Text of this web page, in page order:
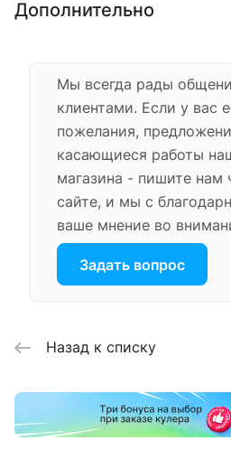
Дополнительно
Мы всегда рады
клиентами. Если у вас
пожелания,
касающиеся работы
магазина - пишите нам
сайте, и мы с
ваше мнение во
Задать вопрос
Назад к списку